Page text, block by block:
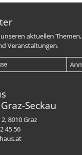
aktuellen Themen,
Veranstaltungen.
Seckau
8010 Graz
45 56